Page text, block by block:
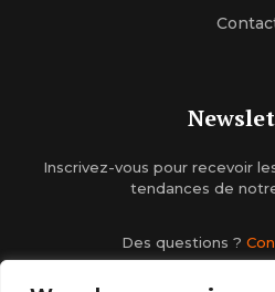
Inscrivez-vous pour recevoir
tendances de
Des questions ?